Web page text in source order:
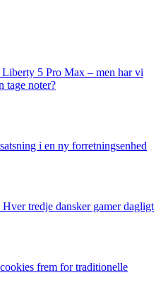
5 Pro Max – men har vi
tage noter?
i en ny forretningsenhed
tredje dansker gamer dagligt
frem for traditionelle